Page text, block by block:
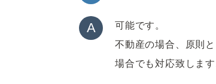
A
可能です。
不動産の場合、原則
場合でも対応致します